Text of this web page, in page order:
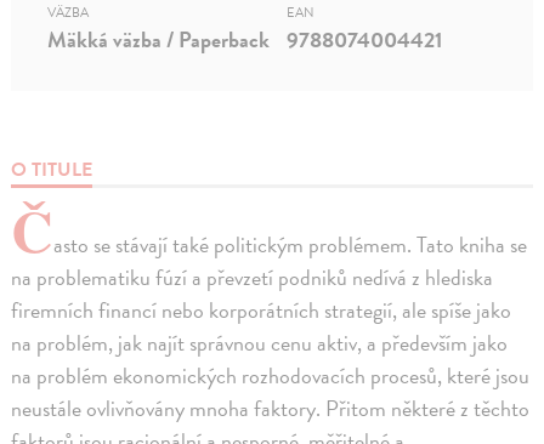
O TITULE
Často se stávají také politickým problémem. Tato kniha se
na problematiku fúzí a převzetí podniků nedívá z hlediska
firemních financí nebo korporátních strategií, ale spíše jako
na problém, jak najít správnou cenu aktiv, a především jako
na problém ekonomických rozhodovacích procesů, které jsou
neustále ovlivňovány mnoha faktory. Přitom některé z těchto
VÄZBA
Mäkká väzba / Paperback
EAN
9788074004421